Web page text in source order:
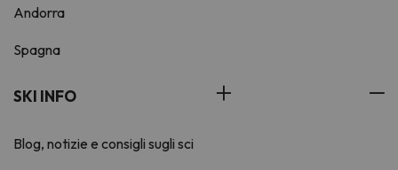
Andorra
Spagna
SKI INFO
Blog, notizie e consigli sugli sci